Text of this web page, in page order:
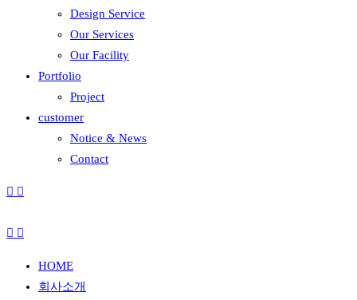
Design Service
Our Services
Our Facility
Portfolio
Project
customer
Notice & News
Contact
HOME
회사소개